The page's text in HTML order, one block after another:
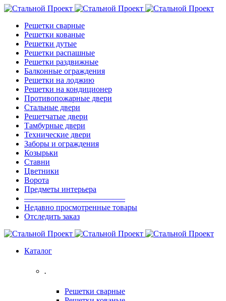
Решетки сварные
Решетки кованые
Решетки дутые
Решетки распашные
Решетки раздвижные
Балконные ограждения
Решетки на лоджию
Решетки на кондиционер
Противопожарные двери
Стальные двери
Решетчатые двери
Тамбурные двери
Технические двери
Заборы и ограждения
Козырьки
Ставни
Цветники
Ворота
Предметы интерьера
————————————–
Недавно просмотренные товары
Отследить заказ
Каталог
.
Решетки сварные